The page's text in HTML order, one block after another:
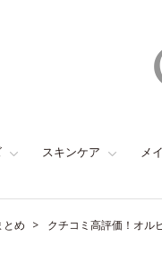
スキンケア メ
とめ クチコミ高評価！オル